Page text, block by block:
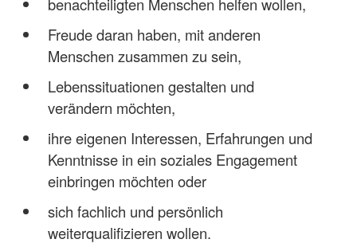
Freude daran haben, mit anderen
Menschen zusammen zu sein,
Lebenssituationen gestalten und
verändern möchten,
ihre eigenen Interessen, Erfahrungen und
Kenntnisse in ein soziales Engagement
einbringen möchten oder
sich fachlich und persönlich
weiterqualifizieren wollen.